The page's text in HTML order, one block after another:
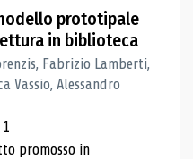
prototipale
in biblioteca
Fabrizio Lamberti,
Vassio, Alessandro
promosso in